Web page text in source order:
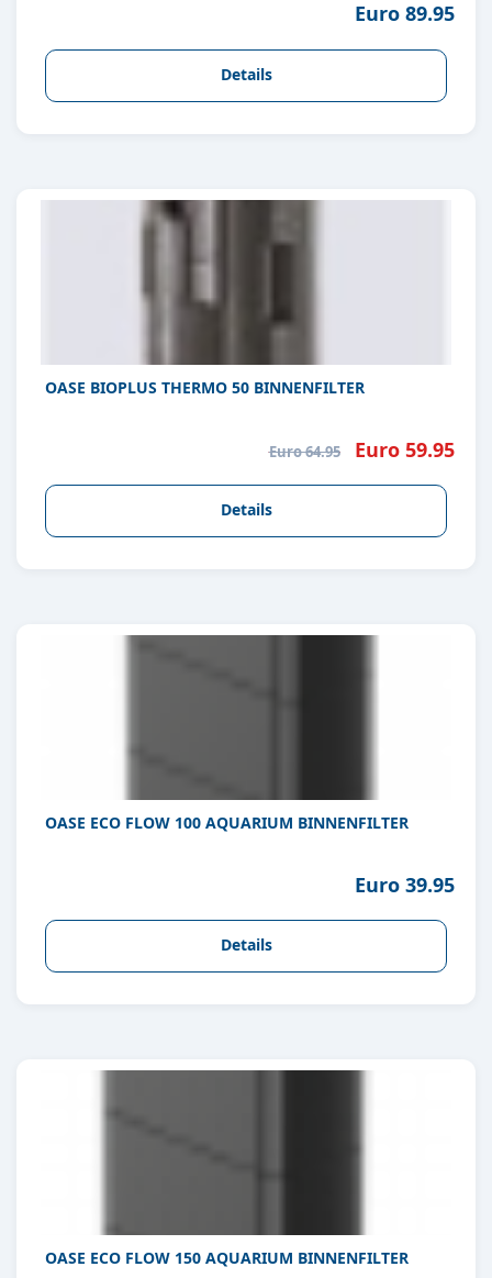
Euro 89.95
Details
OASE BIOPLUS THERMO 50 BINNENFILTER
Euro 64.95 Euro 59.95
Details
OASE ECO FLOW 100 AQUARIUM BINNENFILTER
Euro 39.95
Details
OASE ECO FLOW 150 AQUARIUM BINNENFILTER